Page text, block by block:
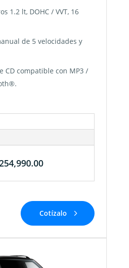
1.2 lt, DOHC / VVT, 16
de 5 velocidades y
CD compatible con MP3 /
Cotízalo